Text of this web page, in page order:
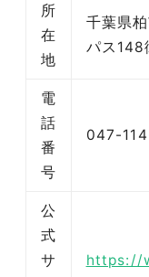
所
在
地
千葉県
パス148
電
話
番
号
047-
公
式
サ
https://